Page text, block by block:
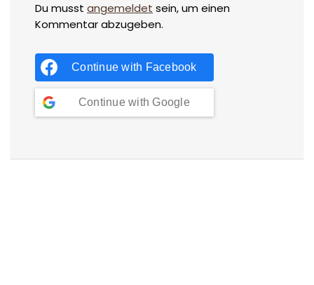
Du musst angemeldet sein, um einen
Kommentar abzugeben.
Continue with Facebook
Continue with Google